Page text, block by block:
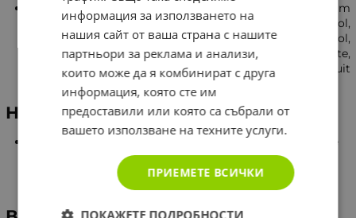
Butane, Isopropyl Palmitate, Isobutane, Aluminum
Chlorohydrate, Cyclomethicone, Dimethicone, Limonool,
Octyldodecanol, Citric Acidene, Dimethiconol,
Disteardimonium Hectorite, Propylene Carbonate,
Geraniol, Sodium Benzoate, Opuntia Ficus-Indica Fruit
Water, Propane, Persea Gratissima Oil.
Начин на употреба
Разклатете добре преди употреба. Напръскайте
върху кожата на 15 см. от подмишниците.
Оставете да изсъхне напълно, преди да се
информация за използването на
нашия сайт от ваша страна с нашите
партньори за реклама и анализи,
които може да я комбинират с друга
информация, която сте им
предоставили или която са събрали от
вашето използване на техните услуги.
ПРИЕМЕТЕ ВСИЧКИ
ПОКАЖЕТЕ ПОДРОБНОСТИ